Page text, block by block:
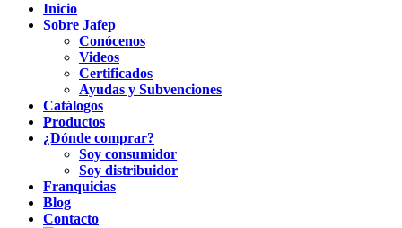
Inicio
Sobre Jafep
Conócenos
Videos
Certificados
Ayudas y Subvenciones
Catálogos
Productos
¿Dónde comprar?
Soy consumidor
Soy distribuidor
Franquicias
Blog
Contacto